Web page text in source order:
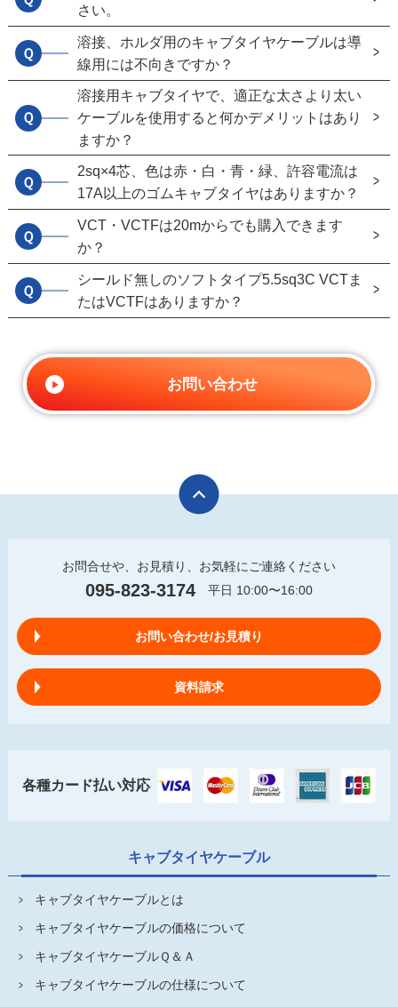
さい。
Ｑ
溶接、ホルダ用のキャブタイヤケーブルは導
線用には不向きですか？
Ｑ
溶接用キャブタイヤで、適正な太さより太い
ケーブルを使用すると何かデメリットはあり
ますか？
Ｑ
2sq×4芯、色は赤・白・青・緑、許容電流は
17A以上のゴムキャブタイヤはありますか？
Ｑ
VCT・VCTFは20mからでも購入できます
か？
Ｑ
シールド無しのソフトタイプ5.5sq3C VCTま
たはVCTFはありますか？
お問い合わせ
お問合せや、お見積り、お気軽にご連絡ください
095-823-3174 平日 10:00〜16:00
お問い合わせ/お見積り
資料請求
各種カード払い対応
キャブタイヤケーブル
キャブタイヤケーブルとは
キャブタイヤケーブルの価格について
キャブタイヤケーブルＱ＆Ａ
キャブタイヤケーブルの仕様について